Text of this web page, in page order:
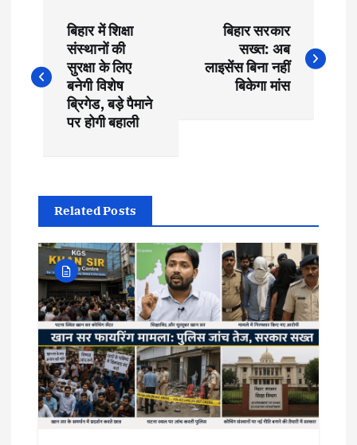
o
s
v
g
a
t
बिहार में शिक्षा
संस्थानों की
सुरक्षा के लिए
बनेगी विशेष
ब्रिगेड, बड़े पैमाने
पर होगी बहाली
बिहार सरकार
सख्त: अब
लाइसेंस बिना नहीं
बिकेगा मांस
Related Posts